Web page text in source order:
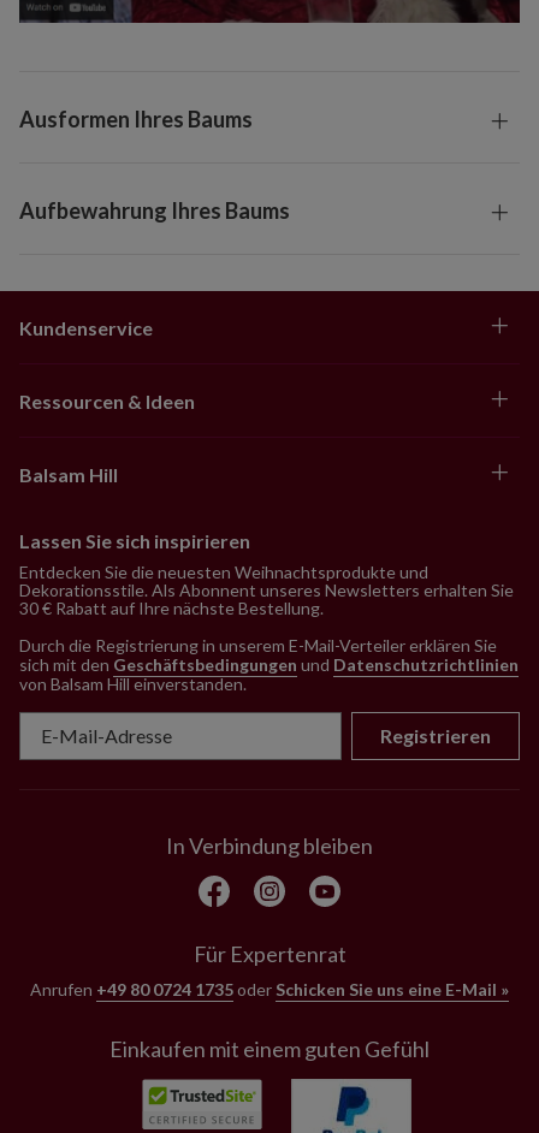
Ausformen Ihres Baums
Aufbewahrung Ihres Baums
Kundenservice
Ressourcen & Ideen
Balsam Hill
Lassen Sie sich inspirieren
Entdecken Sie die neuesten Weihnachtsprodukte und
Dekorationsstile. Als Abonnent unseres Newsletters erhalten Sie
30 € Rabatt auf Ihre nächste Bestellung.
Durch die Registrierung in unserem E-Mail-Verteiler erklären Sie
sich mit den Geschäftsbedingungen und Datenschutzrichtlinien
von Balsam Hill einverstanden.
Registrieren
In Verbindung bleiben
Für Expertenrat
Anrufen +49 80 0724 1735oder Schicken Sie uns eine E-Mail »
Einkaufen mit einem guten Gefühl